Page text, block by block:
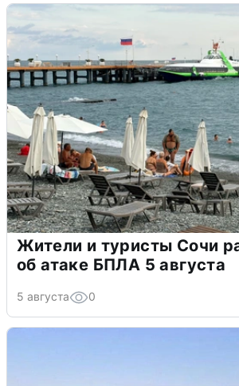
Жители и туристы Сочи
об атаке БПЛА 5 августа
5 августа 0